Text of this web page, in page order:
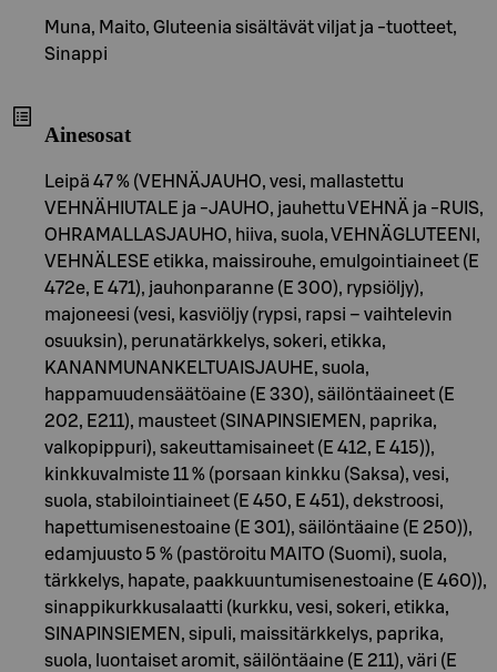
Muna, Maito, Gluteenia sisältävät viljat ja -tuotteet,
Sinappi
Ainesosat
Leipä 47 % (VEHNÄJAUHO, vesi, mallastettu
VEHNÄHIUTALE ja -JAUHO, jauhettu VEHNÄ ja -RUIS,
OHRAMALLASJAUHO, hiiva, suola, VEHNÄGLUTEENI,
VEHNÄLESE etikka, maissirouhe, emulgointiaineet (E
472e, E 471), jauhonparanne (E 300), rypsiöljy),
majoneesi (vesi, kasviöljy (rypsi, rapsi – vaihtelevin
osuuksin), perunatärkkelys, sokeri, etikka,
KANANMUNANKELTUAISJAUHE, suola,
happamuudensäätöaine (E 330), säilöntäaineet (E
202, E211), mausteet (SINAPINSIEMEN, paprika,
valkopippuri), sakeuttamisaineet (E 412, E 415)),
kinkkuvalmiste 11 % (porsaan kinkku (Saksa), vesi,
suola, stabilointiaineet (E 450, E 451), dekstroosi,
hapettumisenestoaine (E 301), säilöntäaine (E 250)),
edamjuusto 5 % (pastöroitu MAITO (Suomi), suola,
tärkkelys, hapate, paakkuuntumisenestoaine (E 460)),
sinappikurkkusalaatti (kurkku, vesi, sokeri, etikka,
SINAPINSIEMEN, sipuli, maissitärkkelys, paprika,
suola, luontaiset aromit, säilöntäaine (E 211), väri (E